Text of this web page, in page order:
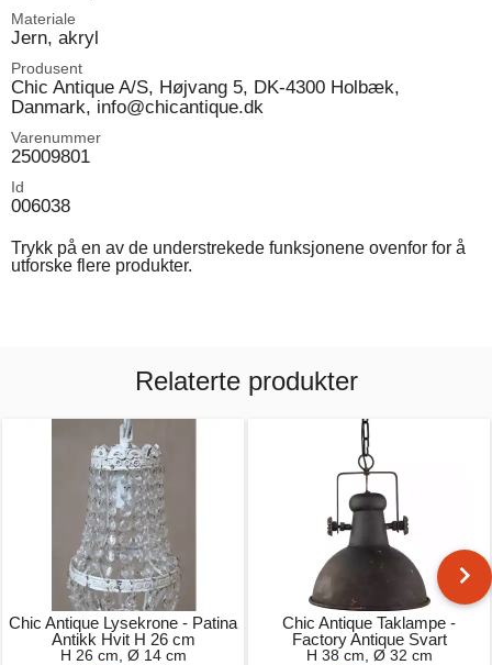
Materiale
Jern, akryl
Produsent
Chic Antique A/S, Højvang 5, DK-4300 Holbæk,
Danmark, info@chicantique.dk
Varenummer
25009801
Id
006038
Trykk på en av de understrekede funksjonene ovenfor for å
utforske flere produkter.
Relaterte produkter
Chic Antique Lysekrone - Patina
Antikk Hvit H 26 cm
H 26 cm, Ø 14 cm
Chic Antique Taklampe -
Factory Antique Svart
H 38 cm, Ø 32 cm